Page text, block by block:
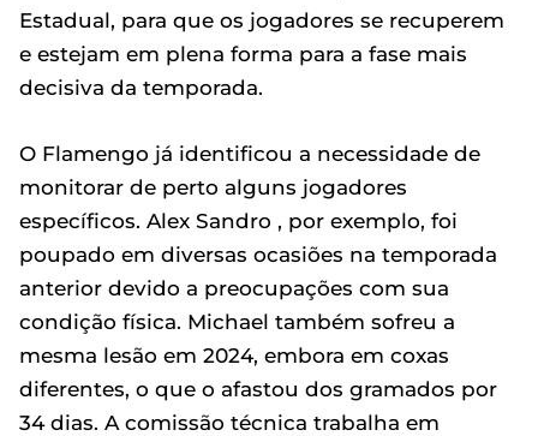
Estadual, para que os jogadores se recuperem
e estejam em plena forma para a fase mais
decisiva da temporada.
O Flamengo já identificou a necessidade de
monitorar de perto alguns jogadores
específicos. Alex Sandro , por exemplo, foi
poupado em diversas ocasiões na temporada
anterior devido a preocupações com sua
condição física. Michael também sofreu a
mesma lesão em 2024, embora em coxas
diferentes, o que o afastou dos gramados por
34 dias. A comissão técnica trabalha em